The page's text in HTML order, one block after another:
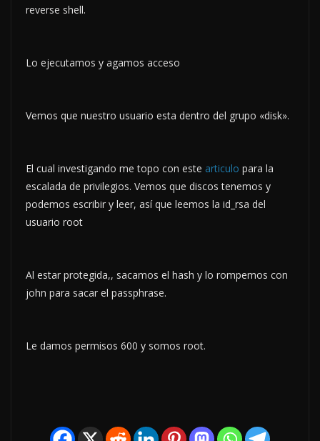
reverse shell.
Lo ejecutamos y agamos acceso
Vemos que nuestro usuario esta dentro del grupo «disk».
El cual investigando me topo con este articulo para la
escalada de privilegios. Vemos que discos tenemos y
podemos escribir y leer, así que leemos la id_rsa del
usuario root
Al estar protegida,, sacamos el hash y lo rompemos con
john para sacar el passphrase.
Le damos permisos 600 y somos root.